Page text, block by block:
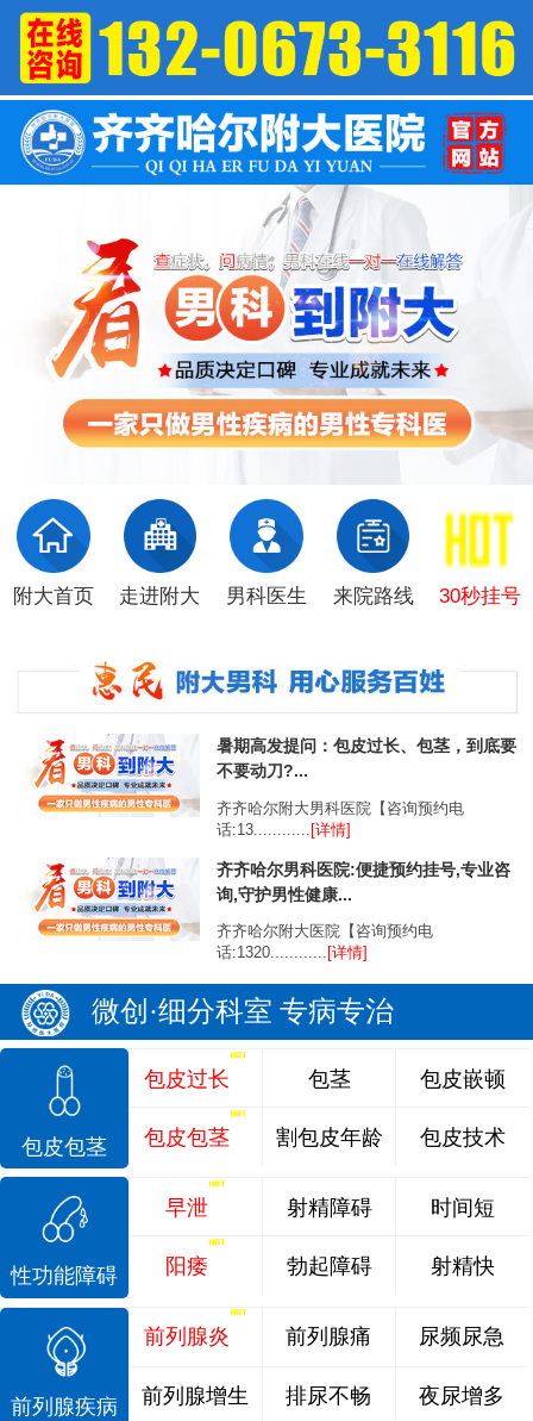
附大首页 走进附大 男科医生 来院路线 30秒挂号
暑期高发提问：包皮过长、包茎，到底要
不要动刀?...
齐齐哈尔附大男科医院【咨询预约电
话:13............
[详情]
齐齐哈尔男科医院:便捷预约挂号,专业咨
询,守护男性健康...
齐齐哈尔附大医院【咨询预约电
话:1320............ [详情]
微创·细分科室 专病专治
包皮包茎
包皮过长
包皮包茎
包茎
割包皮年龄
包皮嵌顿
包皮技术
性功能障碍
早泄
阳痿
射精障碍
勃起障碍
时间短
射精快
前列腺疾病
前列腺炎 前列腺痛 尿频尿急
前列腺增生 排尿不畅 夜尿增多